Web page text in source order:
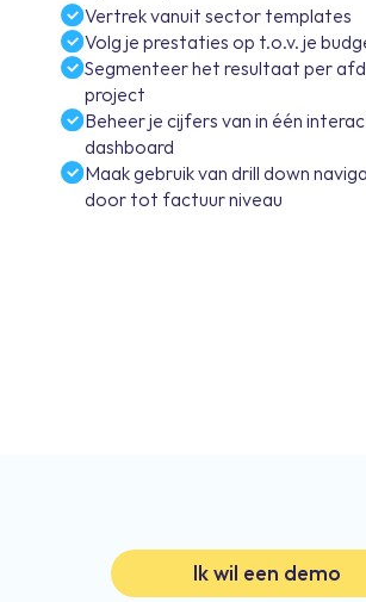
Vertrek vanuit sector templates
Volg je prestaties op t.o.v. je
Segmenteer het resultaat per
project
Beheer je cijfers van in één
dashboard
Maak gebruik van drill down
door tot factuur niveau
Ik wil een demo